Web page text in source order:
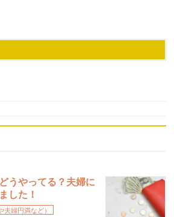
うやってる？夫婦に
した！
夫婦円満など）